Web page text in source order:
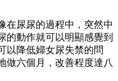
在尿尿的過程中，突然中
的動作就可以明顯感覺到
以降低婦女尿失禁的問
做六個月，改善程度達八